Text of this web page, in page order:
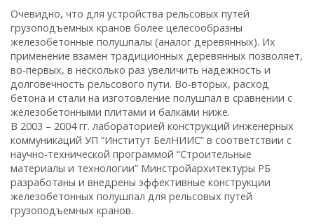
Очевидно, что для устройства рельсовых путей
грузоподъемных кранов более целесообразны
железобетонные полушпалы (аналог деревянных). Их
применение взамен традиционных деревянных позволяет,
во-первых, в несколько раз увеличить надежность и
долговечность рельсового пути. Во-вторых, расход
бетона и стали на изготовление полушпал в сравнении с
железобетонными плитами и балками ниже.
В 2003 – 2004 гг. лабораторией конструкций инженерных
коммуникаций УП “Институт БелНИИС” в соответствии с
научно-технической программой “Строительные
материалы и технологии” Минстройархитектуры РБ
разработаны и внедрены эффективные конструкции
железобетонных полушпал для рельсовых путей
грузоподъемных кранов.